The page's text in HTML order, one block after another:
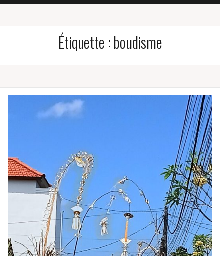
Étiquette : boudisme